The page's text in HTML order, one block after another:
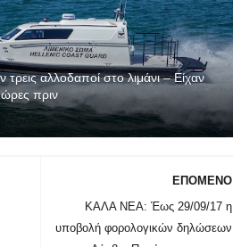
αλλοδαποί στο λιμάνι – Είχαν
ώρες πριν
ΕΠΟΜΕΝΟ
ΚΑΛΑ ΝΕΑ: Έως 29/09/17 η
υποβολή φορολογικών δηλώσεων